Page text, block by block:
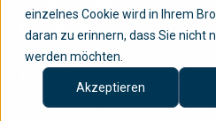
einzelnes Cookie wird in Ihrem
daran zu erinnern, dass Sie nicht
werden möchten.
Akzeptieren
Schweiz
Mit der MCO
Solution können